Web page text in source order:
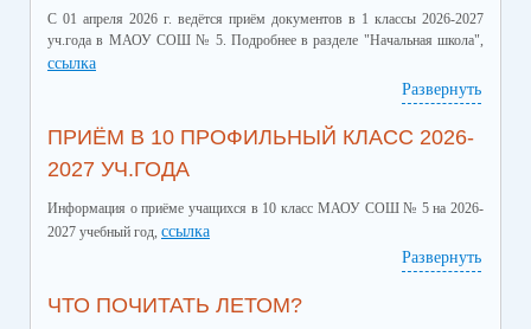
С 01 апреля 2026 г. ведётся приём документов в 1 классы 2026-2027
уч.года в МАОУ СОШ № 5. Подробнее в разделе "Начальная школа",
ссылка
Развернуть
ПРИЁМ В 10 ПРОФИЛЬНЫЙ КЛАСС 2026-
2027 УЧ.ГОДА
Информация о приёме учащихся в 10 класс МАОУ СОШ № 5 на 2026-
2027 учебный год, ссылка
Развернуть
ЧТО ПОЧИТАТЬ ЛЕТОМ?